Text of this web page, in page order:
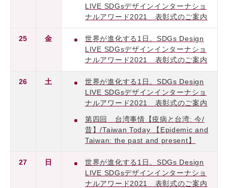
LIVE SDGsデザインインターナショ
ナルアワード2021 表彰式のご案内
25 金
世界が進化する1日。SDGs Design
LIVE SDGsデザインインターナショ
ナルアワード2021 表彰式のご案内
26 土
世界が進化する1日。SDGs Design
LIVE SDGsデザインインターナショ
ナルアワード2021 表彰式のご案内
第四回 台湾事情【疫病と台湾: 今/
昔】/Taiwan Today 【Epidemic and
Taiwan: the past and present】
27 日
世界が進化する1日。SDGs Design
LIVE SDGsデザインインターナショ
ナルアワード2021 表彰式のご案内